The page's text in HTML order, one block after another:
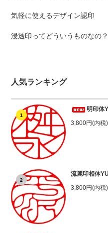
気軽に使えるデザイン認印
浸透印ってどういうものなの？
人気ランキング
1
明印体
3,800円(内税)
2
流麗印相体
3,800円(内税)